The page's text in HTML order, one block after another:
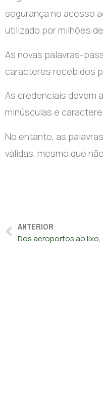
segurança no acesso
utilizado por milhões
As novas palavras-
caracteres recebidos
As credenciais devem
minúsculas e
No entanto, as
válidas, mesmo que
ANTERIOR
Dos aeroportos ao lixo,